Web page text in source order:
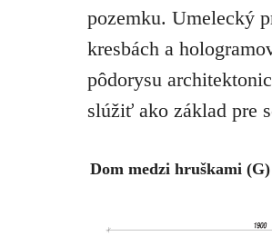
pozemku. Umelecký
kresbách a
pôdorysu
slúžiť ako základ pre
Dom medzi hruškami